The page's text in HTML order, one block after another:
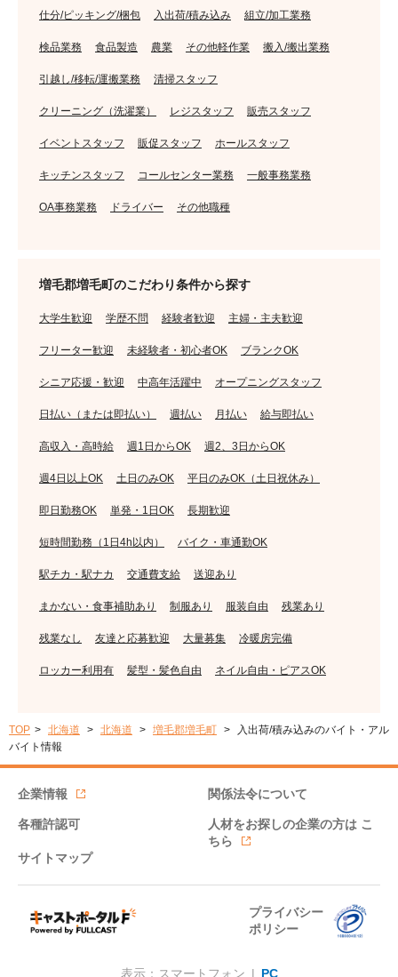
仕分/ピッキング/梱包 入出荷/積み込み 組立/加工業務
検品業務 食品製造 農業 その他軽作業 搬入/搬出業務
引越し/移転/運搬業務 清掃スタッフ
クリーニング（洗濯業） レジスタッフ 販売スタッフ
イベントスタッフ 販促スタッフ ホールスタッフ
キッチンスタッフ コールセンター業務 一般事務業務
OA事務業務 ドライバー その他職種
増毛郡増毛町のこだわり条件から探す
大学生歓迎 学歴不問 経験者歓迎 主婦・主夫歓迎
フリーター歓迎 未経験者・初心者OK ブランクOK
シニア応援・歓迎 中高年活躍中 オープニングスタッフ
日払い（または即払い） 週払い 月払い 給与即払い
高収入・高時給 週1日からOK 週2、3日からOK
週4日以上OK 土日のみOK 平日のみOK（土日祝休み）
即日勤務OK 単発・1日OK 長期歓迎
短時間勤務（1日4h以内） バイク・車通勤OK
駅チカ・駅ナカ 交通費支給 送迎あり
まかない・食事補助あり 制服あり 服装自由 残業あり
残業なし 友達と応募歓迎 大量募集 冷暖房完備
ロッカー利用有 髪型・髪色自由 ネイル自由・ピアスOK
TOP 北海道 北海道 増毛郡増毛町
入出荷/積み込みのバイト・アル
バイト情報
企業情報 関係法令について
各種許認可 人材をお探しの企業の方は こ
ちら
サイトマップ
プライバシー
ポリシー
表示：スマートフォン | PC